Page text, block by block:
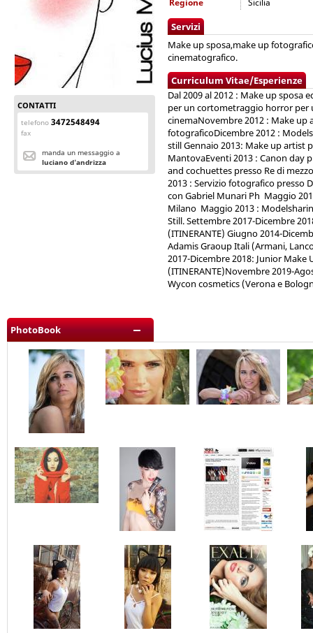
CONTATTI
telefono 3472548494
fax
manda un messaggio a
luciano d'andrizza
Regione
Sicilia
Servizi
Make up sposa,make up
cinematografico.
Curriculum Vitae/Esperienze
Dal 2009 al 2012 : Make up sposa
per un cortometraggio horror per
cinemaNovembre 2012 : Make up
fotograficoDicembre 2012 :
still Gennaio 2013: Make up artist
MantovaEventi 2013 : Canon day
and cochuettes presso Re di
2013 : Servizio fotografico presso
con Gabriel Munari Ph Maggio
Milano Maggio 2013 :
Still. Settembre 2017-Dicembre
(ITINERANTE) Giugno 2014-
Adamis Graoup Itali (Armani,
2017-Dicembre 2018: Junior Make
(ITINERANTE)Novembre 2019-
Wycon cosmetics (Verona e
PhotoBook